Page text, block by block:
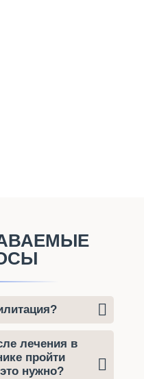
лечения в
пройти
нужно?